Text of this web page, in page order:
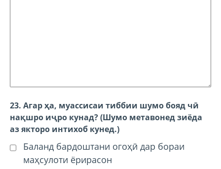
23. Агар ҳа, муассисаи тиббии шумо бояд чӣ
нақшро иҷро кунад? (Шумо метавонед зиёда
аз якторо интихоб кунед.)
Баланд бардоштани огоҳӣ дар бораи
маҳсулоти ёрирасон